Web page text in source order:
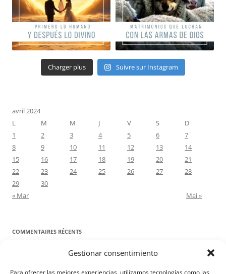
Gestionar consentimiento
Para ofrecer las mejores experiencias, utilizamos tecnologías como las
Charger plus Suivre sur Instagram
avril 2024
L
M M J V S
D
1
2 3 4 5 6
7
8
9 10 11 12 13
14
15
16 17 18 19 20
21
22
23 24 25 26 27
28
29
30
« Mar
Mai »
COMMENTAIRES RÉCENTS
Proyecto Amor ConyugaldansContre toute attente. Commentaire
pour les époux : Luc 12, 8-12